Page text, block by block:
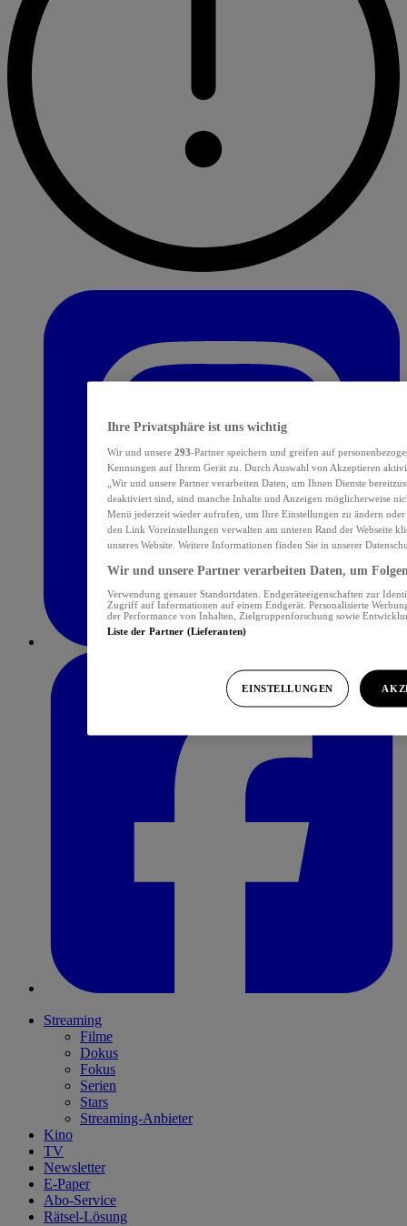
Streaming
Filme
Dokus
Fokus
Serien
Stars
Streaming-Anbieter
Kino
TV
Newsletter
E-Paper
Abo-Service
Rätsel-Lösung
Ihre Privatsphäre ist uns wichtig
Wir und unsere 293-Partner speichern und greifen auf
Kennungen auf Ihrem Gerät zu. Durch Auswahl von Akzeptieren
„Wir und unsere Partner verarbeiten Daten, um Ihnen Dienste
deaktiviert sind, sind manche Inhalte und Anzeigen möglicherweise
Menü jederzeit wieder aufrufen, um Ihre Einstellungen zu ändern
den Link Voreinstellungen verwalten am unteren Rand der Webseite
unseres Website. Weitere Informationen finden Sie in unserer
Wir und unsere Partner verarbeiten Daten, um
Verwendung genauer Standortdaten. Endgeräteeigenschaften zur
Zugriff auf Informationen auf einem Endgerät. Personalisierte
der Performance von Inhalten, Zielgruppenforschung sowie
Liste der Partner (Lieferanten)
EINSTELLUNGEN